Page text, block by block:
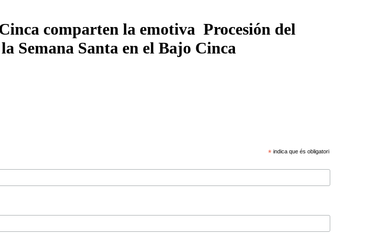
comparten la emotiva Procesión del
Semana Santa en el Bajo Cinca
* indica que és obligatori